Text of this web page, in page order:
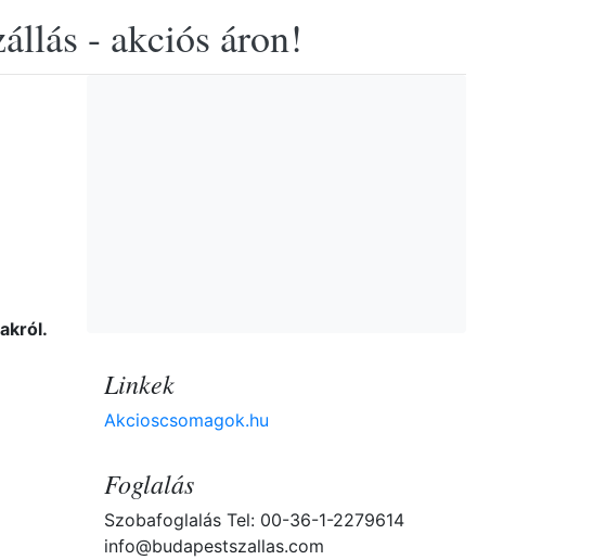
- akciós áron!
Linkek
Akcioscsomagok.hu
Foglalás
Szobafoglalás Tel: 00-36-1-2279614
info@budapestszallas.com